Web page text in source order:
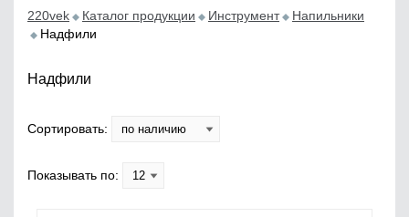
220vek Каталог продукции Инструмент
Напильники
Надфили
Надфили
Сортировать:
Показывать по: